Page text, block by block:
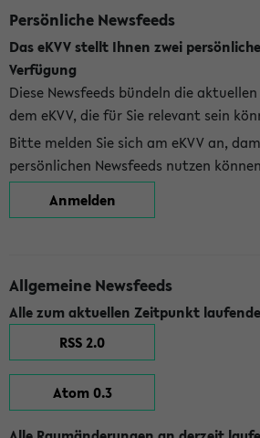
Persönliche Newsfeeds
Das eKVV stellt Ihnen zwei
Verfügung
Diese Newsfeeds bündeln die
dem eKVV, die für Sie relevant sein
Bitte melden Sie sich am eKVV an,
persönlichen Newsfeeds nutzen
Anmelden
Allgemeine Newsfeeds
Alle zum aktuellen Zeitpunkt
RSS 2.0
Atom 0.3